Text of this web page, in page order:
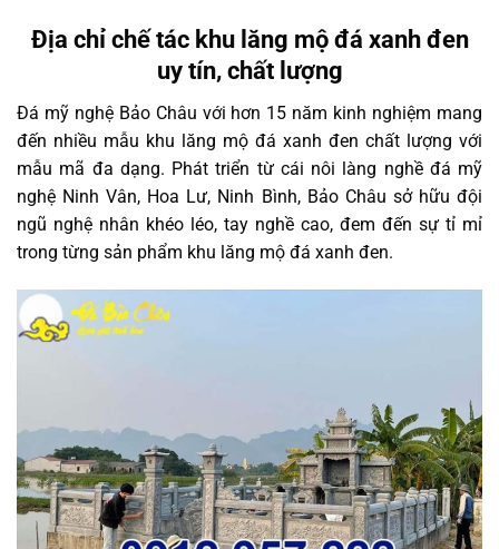
Địa chỉ chế tác khu lăng mộ đá xanh đen
uy tín, chất lượng
Đá mỹ nghệ Bảo Châu với hơn 15 năm kinh nghiệm mang
đến nhiều mẫu khu lăng mộ đá xanh đen chất lượng với
mẫu mã đa dạng. Phát triển từ cái nôi làng nghề đá mỹ
nghệ Ninh Vân, Hoa Lư, Ninh Bình, Bảo Châu sở hữu đội
ngũ nghệ nhân khéo léo, tay nghề cao, đem đến sự tỉ mỉ
trong từng sản phẩm khu lăng mộ đá xanh đen.